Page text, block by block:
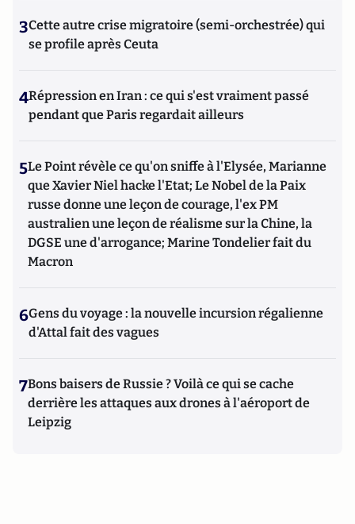
3Cette autre crise migratoire (semi-orchestrée) qui
se profile après Ceuta
4Répression en Iran : ce qui s'est vraiment passé
pendant que Paris regardait ailleurs
5Le Point révèle ce qu'on sniffe à l'Elysée, Marianne
que Xavier Niel hacke l'Etat; Le Nobel de la Paix
russe donne une leçon de courage, l'ex PM
australien une leçon de réalisme sur la Chine, la
DGSE une d'arrogance; Marine Tondelier fait du
Macron
6Gens du voyage : la nouvelle incursion régalienne
d'Attal fait des vagues
7Bons baisers de Russie ? Voilà ce qui se cache
derrière les attaques aux drones à l'aéroport de
Leipzig